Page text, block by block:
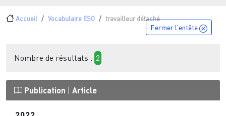
Fil d'Ariane
Accueil Vocabulaire ESO travailleur détaché
Fermer l'entête
Nombre de résultats : 2
Publication Article